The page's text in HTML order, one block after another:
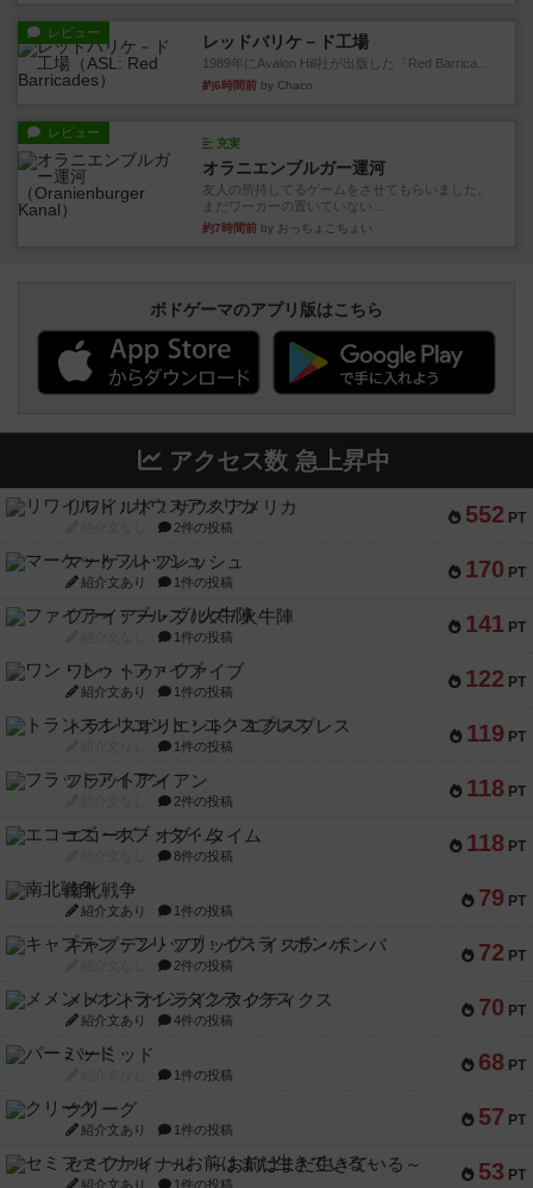
レビュー レッドバリケ－ド工場
1989年にAvalon Hill社が出版した『Red Barrica...
約6時間前 by Chaco
レビュー
充実
オラニエンブルガー運河
友人の所持してるゲームをさせてもらいました。
まだワーカーの置いていない...
約7時間前 by おっちょこちょい
ボドゲーマのアプリ版はこちら
アクセス数 急上昇中
552 PT
リワイルド：サウスアメリカ
2件の投稿
170 PT
マーケットフレッシュ
紹介文あり 1件の投稿
141 PT
ファイアー・ブルズ / 火牛陣
1件の投稿
122 PT
ワン・トゥ・ファイブ
紹介文あり 1件の投稿
119 PT
トランスオリエント・エクスプレス
1件の投稿
118 PT
フラットアイアン
2件の投稿
118 PT
エコーズ・オブ・タイム
8件の投稿
79 PT
南北戦争
紹介文あり 1件の投稿
72 PT
キャプテン・フリップ：イスラ・ボンバ
2件の投稿
70 PT
メメントオンラインタクティクス
紹介文あり 4件の投稿
68 PT
パーミッド
1件の投稿
57 PT
クリーグ
紹介文あり 1件の投稿
53 PT
セミファイナル ～お前はまだ生きている～
紹介文あり 1件の投稿